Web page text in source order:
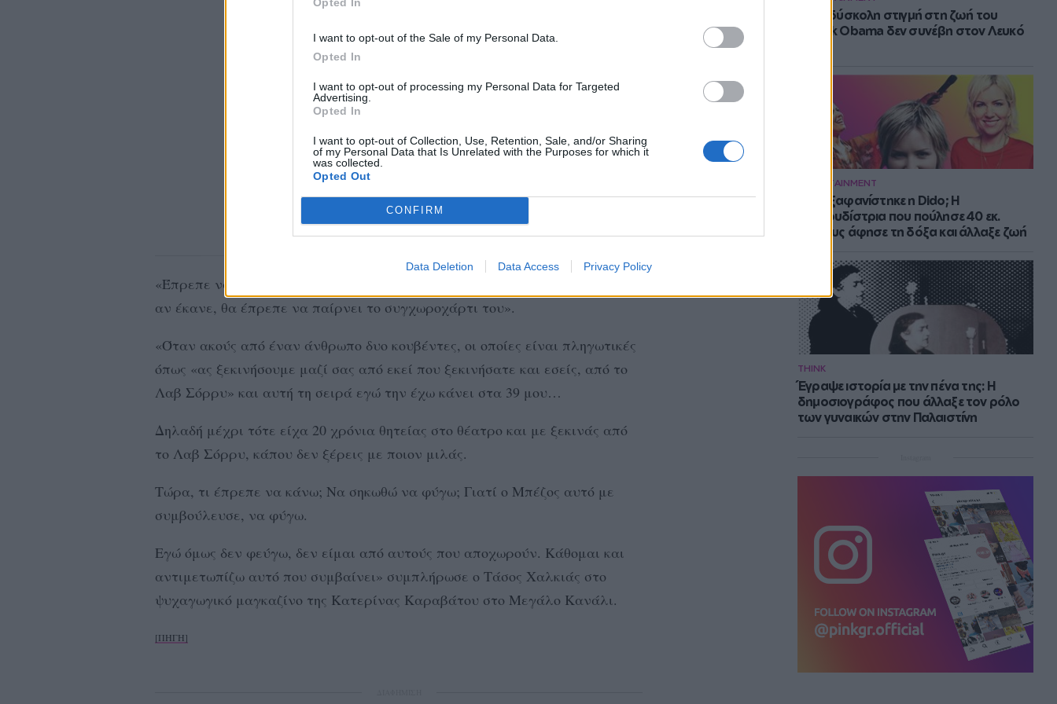
I want to opt-out of the Sale of my Personal Data.
Opted In
I want to opt-out of processing my Personal Data for Targeted
Advertising.
Opted In
I want to opt-out of Collection, Use, Retention, Sale, and/or Sharing
of my Personal Data that Is Unrelated with the Purposes for which it
was collected.
Opted Out
CONFIRM
Data Deletion Data Access Privacy Policy
Η πιο δύσκολη στιγμή στη ζωή του
Barack Obama δεν συνέβη στον Λευκό
ENTERTAINMENT
Πού εξαφανίστηκε η Dido; Η
τραγουδίστρια που πούλησε 40 εκ.
δίσκους άφησε τη δόξα και άλλαξε ζωή
THINK
Έγραψε ιστορία με την πένα της: Η
δημοσιογράφος που άλλαξε τον ρόλο
των γυναικών στην Παλαιστίνη
«Έπρεπε να συγκεντρωθώ περισσότερο σε μένα και ο απέναντι μου, ότι κι
αν έκανε, θα έπρεπε να παίρνει το συγχωροχάρτι του».
«Όταν ακούς από έναν άνθρωπο δυο κουβέντες, οι οποίες είναι πληγωτικές
όπως «ας ξεκινήσουμε μαζί σας από εκεί που ξεκινήσατε και εσείς, από το
Λαβ Σόρρυ» και αυτή τη σειρά εγώ την έχω κάνει στα 39 μου…
Δηλαδή μέχρι τότε είχα 20 χρόνια θητείας στο θέατρο και με ξεκινάς από
το Λαβ Σόρρυ, κάπου δεν ξέρεις με ποιον μιλάς.
Τώρα, τι έπρεπε να κάνω; Να σηκωθώ να φύγω; Γιατί ο Μπέζος αυτό με
συμβούλευσε, να φύγω.
Εγώ όμως δεν φεύγω, δεν είμαι από αυτούς που αποχωρούν. Κάθομαι και
αντιμετωπίζω αυτό που συμβαίνει» συμπλήρωσε ο Τάσος Χαλκιάς στο
ψυχαγωγικό μαγκαζίνο της Κατερίνας Καραβάτου στο Μεγάλο Κανάλι.
[ΠΗΓΗ]